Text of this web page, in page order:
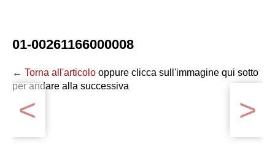
01-00261166000008
← Torna all'articolo oppure clicca sull'immagine qui sotto
per andare alla successiva
< >